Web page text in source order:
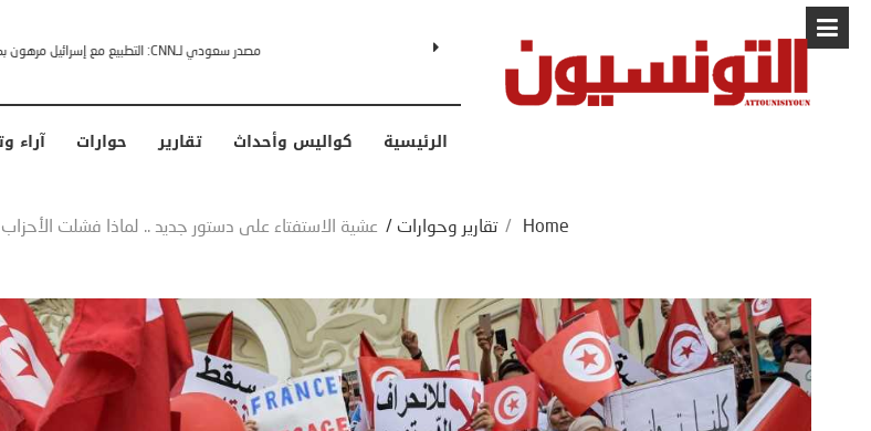
البابا: “لا أخشى ترامب” .. ردا على انتقادات وجهها له الرئيس الأمريكي
الرئيسية كواليس وأحداث تقارير حوارات آراء
Home
/ تقارير وحوارات / عشية الاستفتاء على دستور جديد .. لماذا فشلت